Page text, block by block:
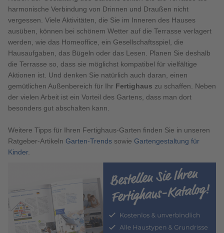
harmonische Verbindung von Drinnen und Draußen nicht
vergessen. Viele Aktivitäten, die Sie im Inneren des Hauses
ausüben, können bei schönem Wetter auf die Terrasse verlagert
werden, wie das Homeoffice, ein Gesellschaftsspiel, die
Hausaufgaben, das Bügeln oder das Lesen. Planen Sie deshalb
die Terrasse so, dass sie möglichst kompatibel für vielfältige
Aktionen ist. Und denken Sie natürlich auch daran, einen
gemütlichen Außenbereich für Ihr Fertighaus zu schaffen. Neben
der vielen Arbeit ist ein Vorteil des Gartens, dass man dort
besonders gut abschalten kann.
Weitere Tipps für Ihren Fertighaus-Garten finden Sie in unseren
Ratgeber-Artikeln Garten-Trends sowie Gartengestaltung für
Kinder.